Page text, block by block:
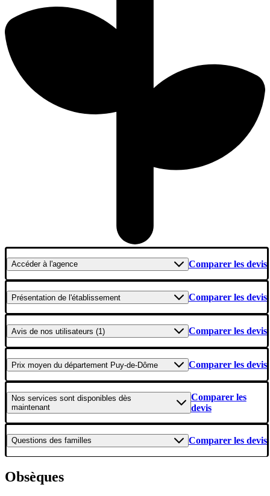
Accéderà l'agence Comparer les devis
Présentation de l'établissement Comparer les devis
Avis de nos utilisateurs (1) Comparer les devis
Prix moyen du département Puy-de-Dôme Comparer les devis
Nos services sont disponibles dès
maintenant
Comparer les
devis
Questions des familles Comparer les devis
Obsèques